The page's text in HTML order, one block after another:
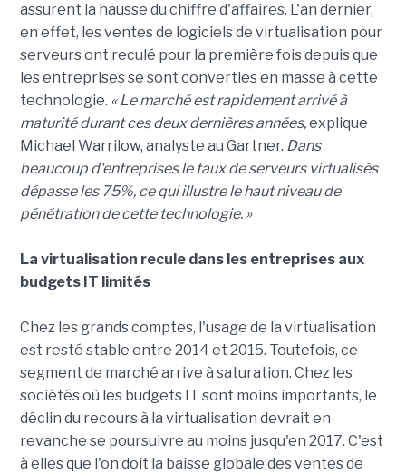
assurent la hausse du chiffre d'affaires. L'an dernier,
en effet, les ventes de logiciels de virtualisation pour
serveurs ont reculé pour la première fois depuis que
les entreprises se sont converties en masse à cette
technologie. « Le marché est rapidement arrivé à
maturité durant ces deux dernières années,explique
Michael Warrilow, analyste au Gartner. Dans
beaucoup d'entreprises le taux de serveurs virtualisés
dépasse les 75%, ce qui illustre le haut niveau de
pénétration de cette technologie. »
La virtualisation recule dans les entreprises aux
budgets IT limités
Chez les grands comptes, l'usage de la virtualisation
est resté stable entre 2014 et 2015. Toutefois, ce
segment de marché arrive à saturation. Chez les
sociétés où les budgets IT sont moins importants, le
déclin du recours à la virtualisation devrait en
revanche se poursuivre au moins jusqu'en 2017. C'est
à elles que l'on doit la baisse globale des ventes de